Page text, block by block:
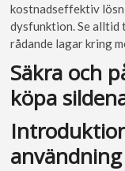
kostnadseffektiv
dysfunktion. Se
rådande lagar kring
Säkra och
köpa
användning